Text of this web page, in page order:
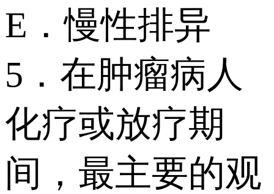
E．慢性排异
5．在肿瘤病人
化疗或放疗期
间，最主要的观